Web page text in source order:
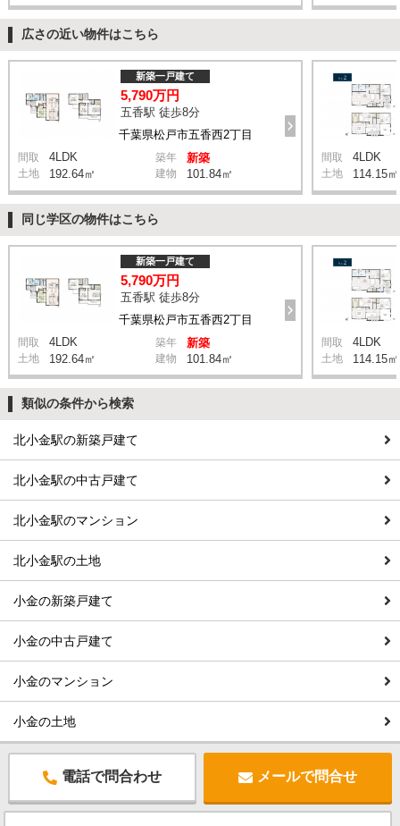
広さの近い物件はこちら
千葉県松戸市五香西2丁目
新築一戸建て
5,790万円
五香駅 徒歩8分
間取 4LDK 築年 新築
土地 192.64㎡ 建物 101.84㎡
間取 4LDK
土地 114.15㎡
同じ学区の物件はこちら
千葉県松戸市五香西2丁目
新築一戸建て
5,790万円
五香駅 徒歩8分
間取 4LDK 築年 新築
土地 192.64㎡ 建物 101.84㎡
間取 4LDK
土地 114.15㎡
類似の条件から検索
北小金駅の新築戸建て
北小金駅の中古戸建て
北小金駅のマンション
北小金駅の土地
小金の新築戸建て
小金の中古戸建て
小金のマンション
小金の土地
電話で問合わせ メールで問合せ